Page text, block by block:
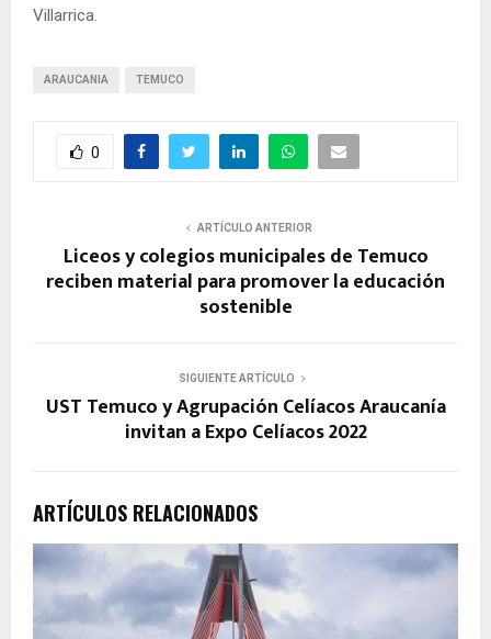
Villarrica.
ARAUCANIA TEMUCO
0
ARTÍCULO ANTERIOR
Liceos y colegios municipales de Temuco
reciben material para promover la educación
sostenible
SIGUIENTE ARTÍCULO
UST Temuco y Agrupación Celíacos Araucanía
invitan a Expo Celíacos 2022
ARTÍCULOS RELACIONADOS